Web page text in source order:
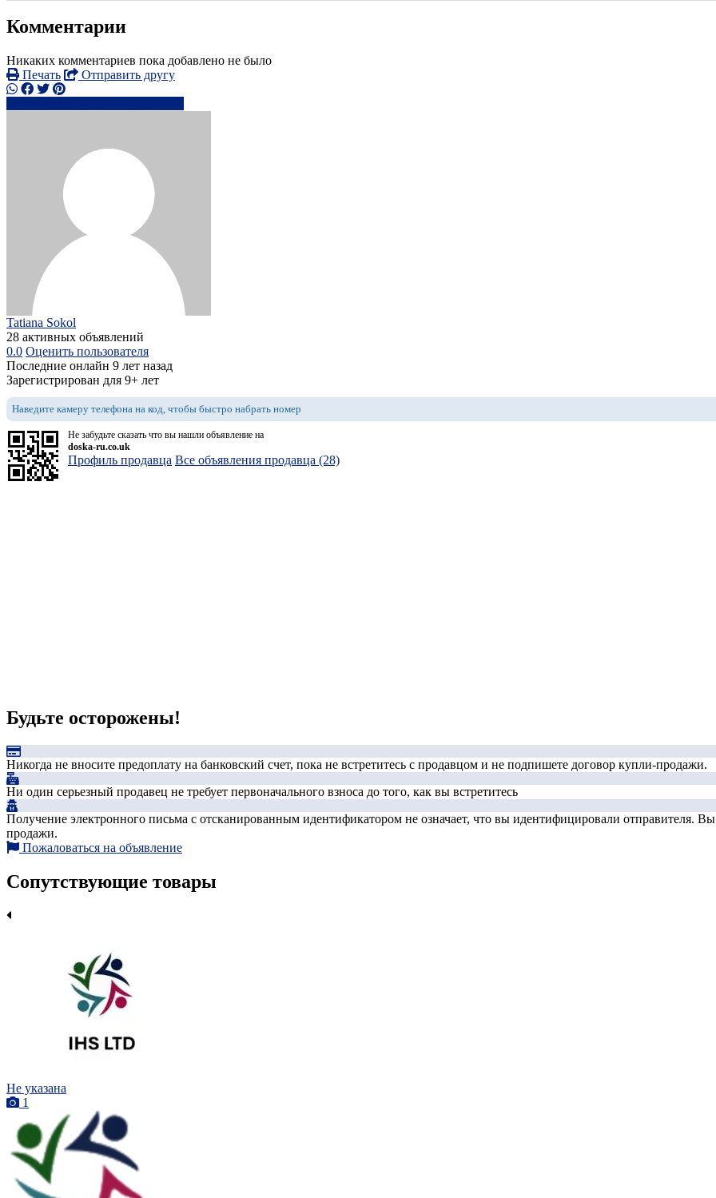
Комментарии
Никаких комментариев пока добавлено не было
Печать
Отправить другу
Tatiana Sokol
28 активных объявлений
0.0 Оценить пользователя
Последние онлайн 9 лет назад
Зарегистрирован для 9+ лет
Наведите камеру телефона на код, чтобы быстро набрать номер
Не забудьте сказать что вы нашли объявление на
doska-ru.co.uk
Профиль продавца Все объявления продавца (28)
Будьте осторожены!
Никогда не вносите предоплату на банковский счет, пока не встретитесь с продавцом и не подпишете договор купли-продажи.
Ни один серьезный продавец не требует первоначального взноса до того, как вы встретитесь
Получение электронного письма с отсканированным идентификатором не означает, что вы идентифицировали отправителя. Вы
продажи.
Пожаловаться на объявление
Сопутствующие товары
Не указана
1